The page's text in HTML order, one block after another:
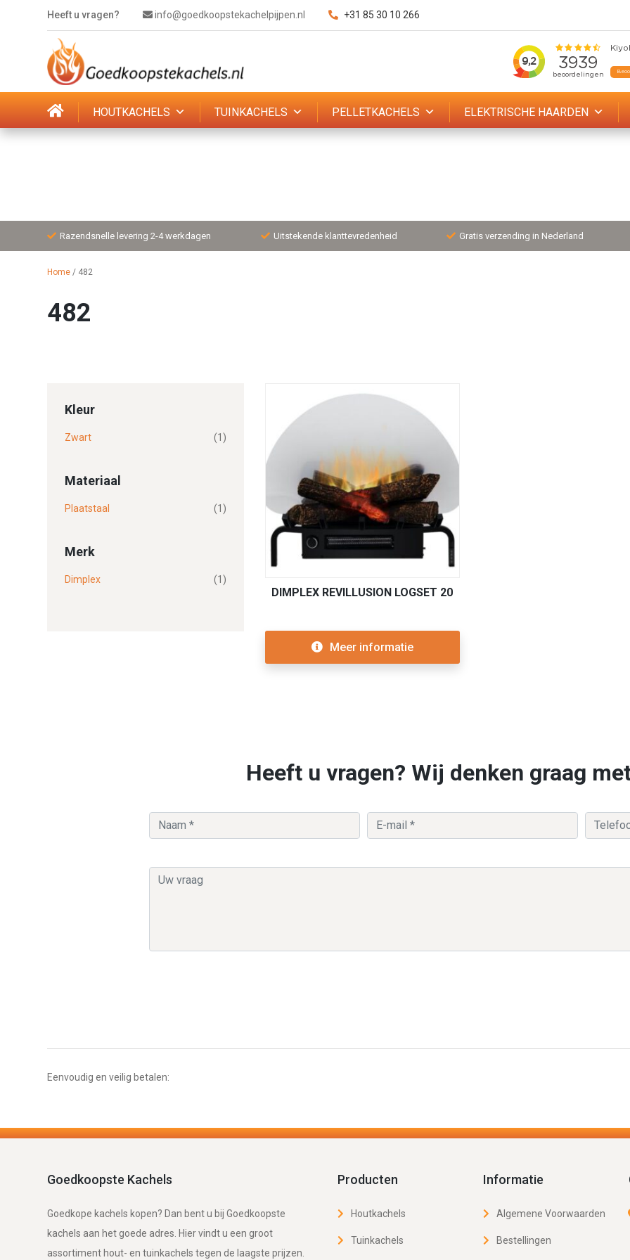
Heeft u vragen? info@goedkoopstekachelpijpen.nl +31 85 30 10 266
HOUTKACHELS TUINKACHELS PELLETKACHELS ELEKTRISCHE HAARDEN
Razendsnelle levering 2-4 werkdagen Uitstekende klanttevredenheid Gratis verzending in Nederland
Home / 482
482
Kleur
Zwart (1)
Materiaal
Plaatstaal (1)
Merk
Dimplex (1)
DIMPLEX REVILLUSION LOGSET 20
Meer informatie
Heeft u vragen? Wij denken graag
Eenvoudig en veilig betalen:
Goedkoopste Kachels
Goedkope kachels kopen? Dan bent u bij Goedkoopste
kachels aan het goede adres. Hier vindt u een groot
assortiment hout- en tuinkachels tegen de laagste prijzen.
Producten
Houtkachels
Tuinkachels
Informatie
Algemene Voorwaarden
Bestellingen